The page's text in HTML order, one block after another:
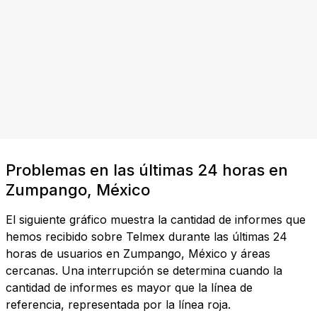
Problemas en las últimas 24 horas en
Zumpango, México
El siguiente gráfico muestra la cantidad de informes que
hemos recibido sobre Telmex durante las últimas 24
horas de usuarios en Zumpango, México y áreas
cercanas. Una interrupción se determina cuando la
cantidad de informes es mayor que la línea de
referencia, representada por la línea roja.